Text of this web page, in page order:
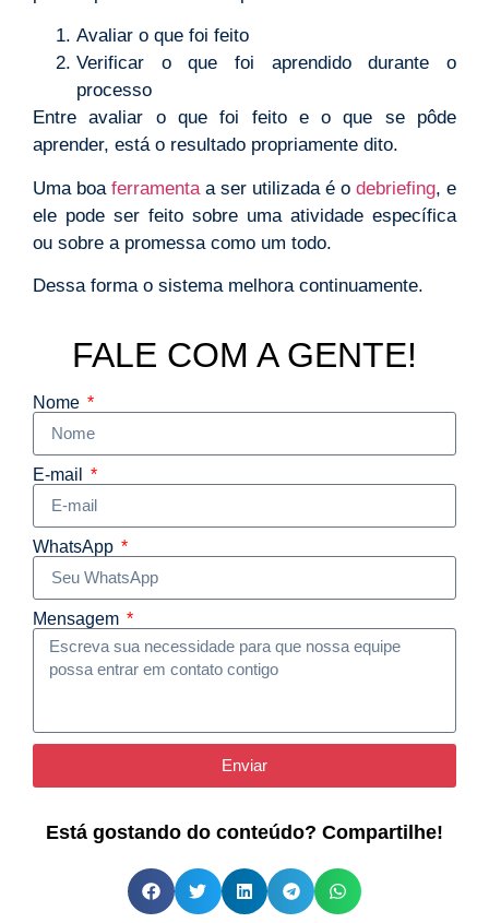
Avaliar o que foi feito
Verificar o que foi aprendido durante o
processo
Entre avaliar o que foi feito e o que se pôde
aprender, está o resultado propriamente dito.
Uma boa ferramenta a ser utilizada é o debriefing, e
ele pode ser feito sobre uma atividade específica
ou sobre a promessa como um todo.
Dessa forma o sistema melhora continuamente.
FALE COM A GENTE!
Nome
E-mail
WhatsApp
Mensagem
Enviar
Está gostando do conteúdo? Compartilhe!